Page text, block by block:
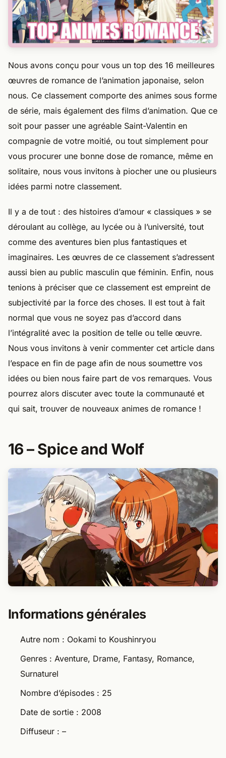
Nous avons conçu pour vous un top des 16 meilleures
œuvres de romance de l’animation japonaise, selon
nous. Ce classement comporte des animes sous forme
de série, mais également des films d’animation. Que ce
soit pour passer une agréable Saint-Valentin en
compagnie de votre moitié, ou tout simplement pour
vous procurer une bonne dose de romance, même en
solitaire, nous vous invitons à piocher une ou plusieurs
idées parmi notre classement.
Il y a de tout : des histoires d’amour « classiques » se
déroulant au collège, au lycée ou à l’université, tout
comme des aventures bien plus fantastiques et
imaginaires. Les œuvres de ce classement s’adressent
aussi bien au public masculin que féminin. Enfin, nous
tenions à préciser que ce classement est empreint de
subjectivité par la force des choses. Il est tout à fait
normal que vous ne soyez pas d’accord dans
l’intégralité avec la position de telle ou telle œuvre.
Nous vous invitons à venir commenter cet article dans
l’espace en fin de page afin de nous soumettre vos
idées ou bien nous faire part de vos remarques. Vous
pourrez alors discuter avec toute la communauté et
qui sait, trouver de nouveaux animes de romance !
16 – Spice and Wolf​
Informations générales
Autre nom : Ookami to Koushinryou
Genres : Aventure, Drame, Fantasy, Romance,
Surnaturel
Nombre d’épisodes : 25
Date de sortie : 2008
Diffuseur : –